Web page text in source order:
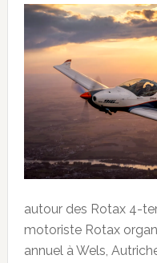
autour des Rotax 4-
motoriste Rotax
annuel à Wels,